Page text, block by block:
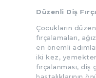
Düzenli Diş
Çocukların
fırçalamaları,
en önemli
iki kez,
fırçalanması,